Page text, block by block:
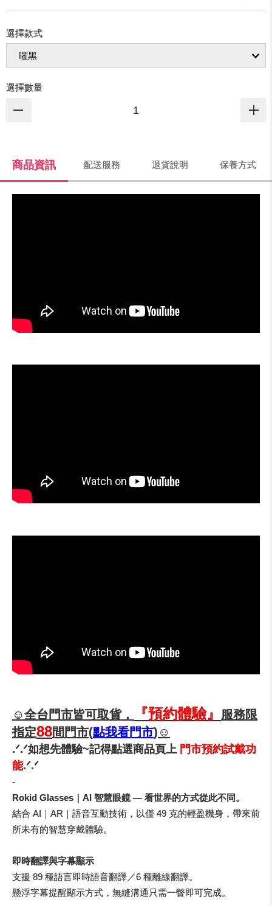
選擇款式
選擇數量
商品資訊 配送服務 退貨說明 保養方式
☺全台門市皆可取貨， 『預約體驗』
服務限
指定88間門市(點我看門市)☺
.ᐟ.ᐟ如想先體驗~記得點選商品頁上 門市預約試戴功
能.ᐟ.ᐟ
-
Rokid Glasses｜AI 智慧眼鏡 — 看世界的方式從此不同。
結合 AI｜AR｜語音互動技術，以僅 49 克的輕盈機身，帶來前
所未有的智慧穿戴體驗。
即時翻譯與字幕顯示
支援 89 種語言即時語音翻譯／6 種離線翻譯。
懸浮字幕提醒顯示方式，無縫溝通只需一瞥即可完成。